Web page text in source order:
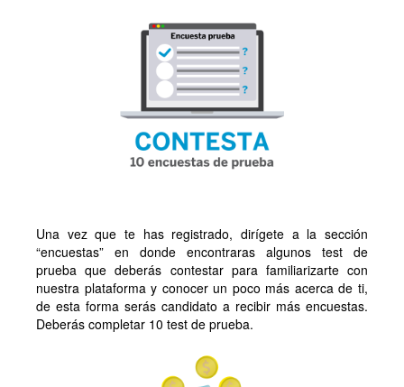
Una vez que te has registrado, dirígete a la sección
“encuestas” en donde encontraras algunos test de
prueba que deberás contestar para familiarizarte con
nuestra plataforma y conocer un poco más acerca de ti,
de esta forma serás candidato a recibir más encuestas.
Deberás completar 10 test de prueba.